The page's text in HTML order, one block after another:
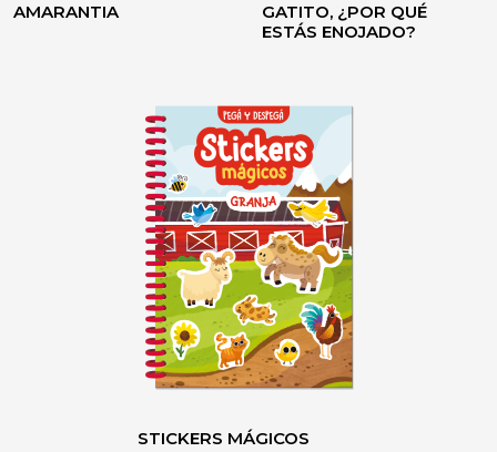
AMARANTIA
GATITO, ¿POR QUÉ
ESTÁS ENOJADO?
STICKERS MÁGICOS